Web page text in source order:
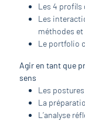
Les 4 profils
Les
méthodes
Le portfolio
Agir en tant que
sens
Les
La
L’analyse